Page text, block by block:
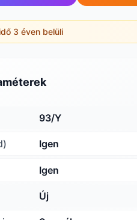
3 éven belüli
93/Y
Igen
Igen
Új